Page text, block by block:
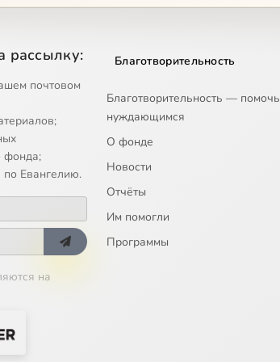
laeta
pulchri
Angeli
Vos aurae per montes
Cuncta orbis
Tellus, astra
рассылку:
почтовом
фонда;
Евангелию.
на
Благотворительность
Благотворительность — помочь
нуждающимся
О фонде
Новости
Отчёты
Им помогли
Программы